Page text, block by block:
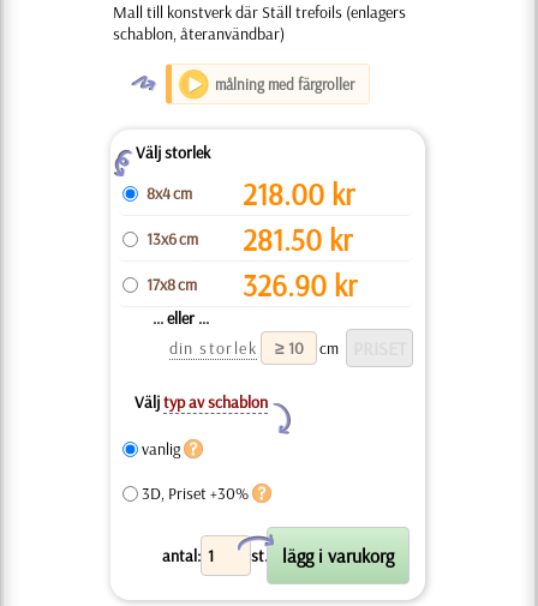
Mall till konstverk där Ställ trefoils (enlagers
schablon, återanvändbar)
O målning med färgroller
ZVälj storlek
8x4 cm
218.00 kr
13x6 cm 281.50 kr
17x8 cm 326.90 kr
... eller ...
din storlek
cm
Väljtyp av schablon
Y
vanlig
3D, Priset +30%
antal: st.
X